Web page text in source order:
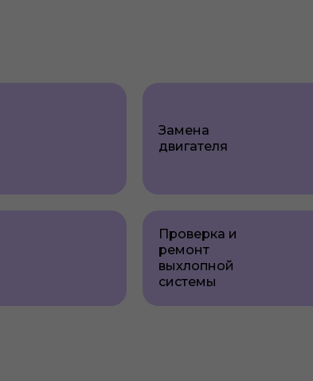
Замена
двигателя
Проверка и
ремонт
выхлопной
системы